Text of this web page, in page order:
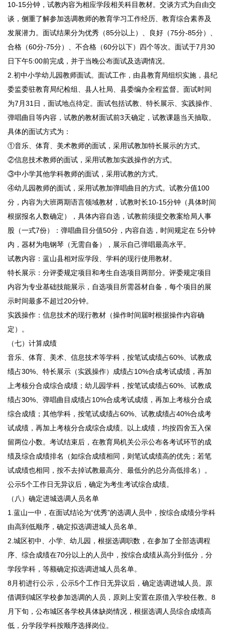
10-15分钟，试教内容为相应学段相关科目教材。交谈方式为自由交
谈，侧重了解参加选调教师的教育学习工作经历、教育综合素养及
发展潜力。面试结果分为优秀（85分以上）、良好（75分-85分）、
合格（60分-75分）、不合格（60分以下）四个等次。面试于7月30
日下午5:00前完成，并于当晚公布面试及选调情况。
2.初中小学幼儿园教师面试。面试工作，由县教育局组织实施，县纪
委监委驻教育局纪检组、县人社局、县委编办全程监督。面试时间
为7月31日，面试地点待定。面试包括试教、特长展示、实践操作、
弹唱曲目等内容，试教的教材面试前3天确定，试教课题当天抽取。
具体的面试方式为：
①音乐、体育、美术教师的面试，采用试教加特长展示的方式。
②信息技术教师的面试，采用试教加实践操作的方式。
③中小学其他学科教师的面试，采用试教的方式。
④幼儿园教师的面试，采用试教加弹唱曲目的方式。试教分值100
分，内容为大班两期语言领域教材，试教时长10-15分钟（具体时间
根据报名人数确定），具体内容自选，试教前须提交教案给局人事
股（一式7份）：弹唱曲目分值50分，内容自选，时间规定在 5分钟
内，器材为电钢琴（无需自备），展示自己弹唱最高水平。
试教内容：蓝山县相对应学段、学科的现行使用教材。
特长展示：分评委规定项目和考生自选项目两部分。评委规定项目
内容为专业基础技能展示，自选项目所需器材自备，每个项目的展
示时间最多不超过20分钟。
实践操作：信息技术的现行教材（操作时间届时根据操作内容确
定）。
（七）计算成绩
音乐、体育、美术、信息技术等学科，按笔试成绩占60%、试教成
绩占30%、特长展示（实践操作）成绩占10%合成考试成绩，再加
上考核分合成综合成绩；幼儿园学科，按笔试成绩占60%、试教成
绩占30%、弹唱曲目成绩占10%合成考试成绩，再加上考核分合成
综合成绩；其他学科，按笔试成绩占60%、试教成绩占40%合成考
试成绩，再加上考核分合成综合成绩。以上成绩，均按四舍五入保
留两位小数。考试结束后，在教育局机关公示公布各考试环节的成
绩及综合成绩排名（如综合成绩相同，则笔试成绩高的优先；若笔
试成绩也相同，按不去掉试教最高分、最低分的总分高低排名）。
公示5个工作日无异议后，确定为考生考试综合成绩。
（八）确定进城选调人员名单
1.蓝山一中，在面试结论为“优秀”的选调人员中，按综合成绩分学科
由高到低顺序，确定拟选调进城人员名单。
2.城区初中、小学、幼儿园，根据选调职数，在参加了全部选调程
序、综合成绩在70分以上的人员中，按综合成绩从高分到低分，分
学段学科，等额确定拟选调进城人员名单。
8月初进行公示，公示5个工作日无异议后，确定选调进城人员。原
借调到城区学校参加选调的人员，原则上安置在原借入学校任教。8
月下旬，公布城区各学校具体缺岗情况，根据选调人员综合成绩高
低，分学段学科按顺序选择岗位。